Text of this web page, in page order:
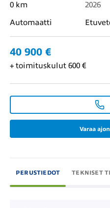
0 km 2026
Automaatti
40 900 €
+ toimituskulut 600 €
Varaa
PERUSTIEDOT TEKNISET